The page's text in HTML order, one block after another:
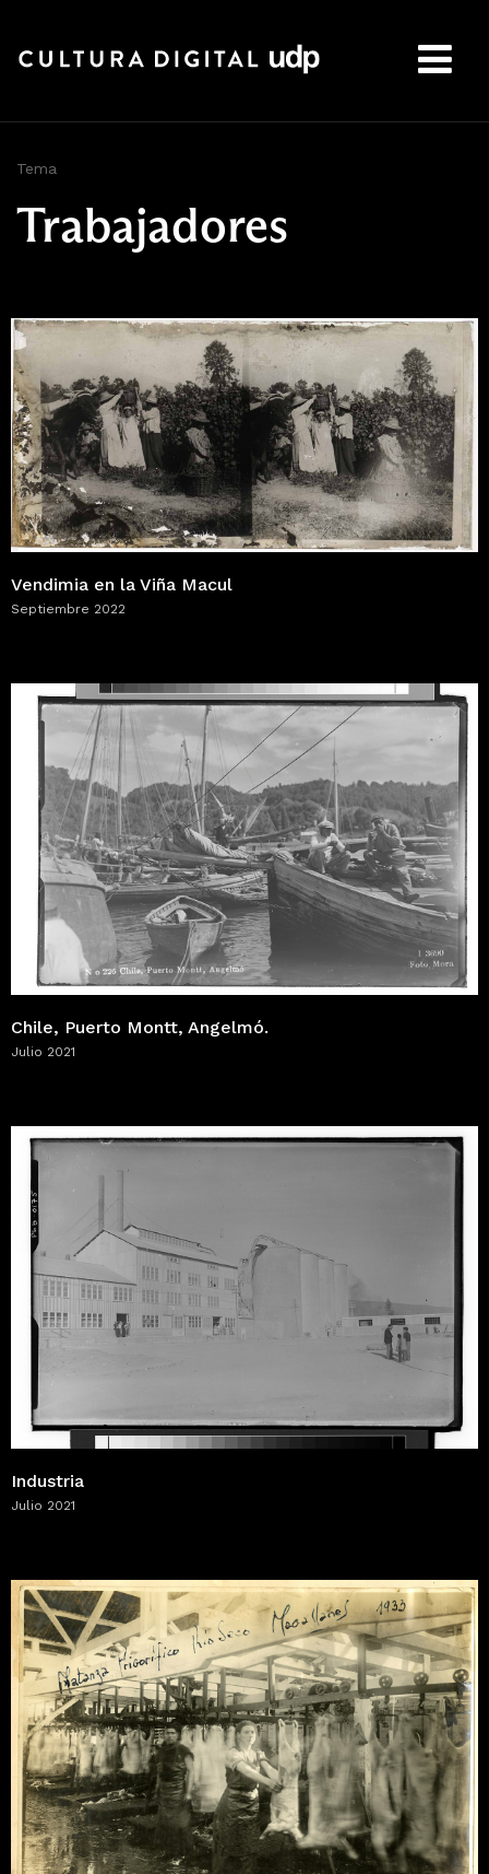
Tema
Trabajadores
Vendimia en la Viña Macul
Septiembre 2022
Chile, Puerto Montt, Angelmó.
Julio 2021
Industria
Julio 2021